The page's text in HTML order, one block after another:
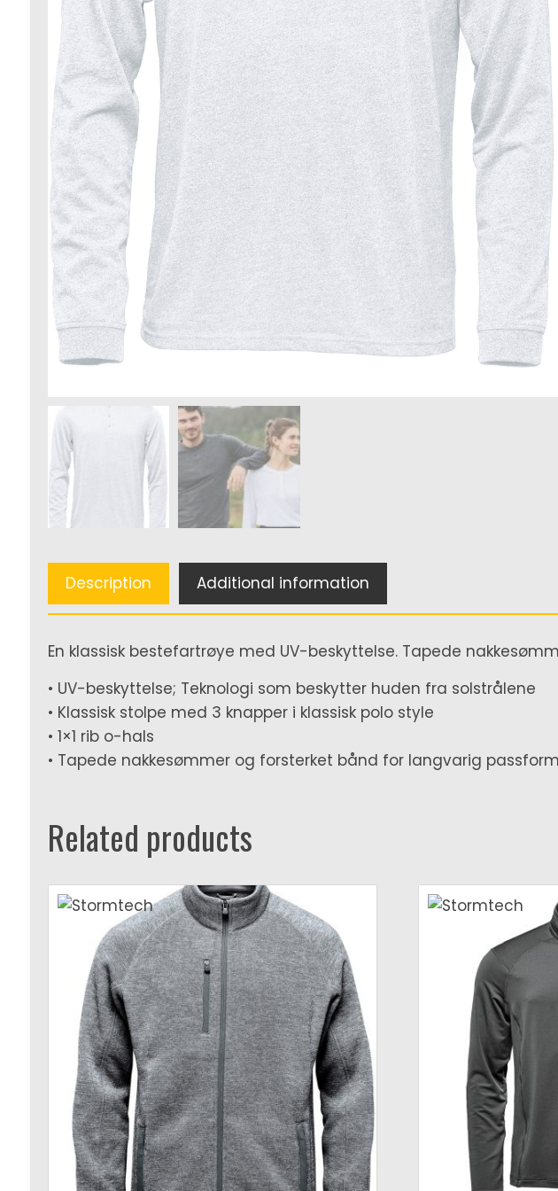
Description Additional information
En klassisk bestefartrøye med UV-beskyttelse. Tapede
• UV-beskyttelse; Teknologi som beskytter huden fra solstrålene
• Klassisk stolpe med 3 knapper i klassisk polo style
• 1×1 rib o-hals
• Tapede nakkesømmer og forsterket bånd for langvarig passform
Related products